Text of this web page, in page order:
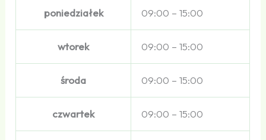
poniedziałek 09:00 – 15:00
wtorek 09:00 – 15:00
środa 09:00 – 15:00
czwartek 09:00 – 15:00